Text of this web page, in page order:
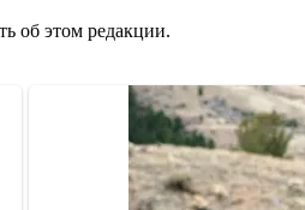
об этом редакции.